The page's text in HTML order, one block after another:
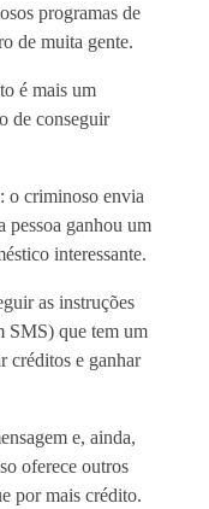
programas de
de muita gente.
é mais um
de conseguir
o criminoso envia
pessoa ganhou um
interessante.
as instruções
SMS) que tem um
créditos e ganhar
e, ainda,
oferece outros
por mais crédito.